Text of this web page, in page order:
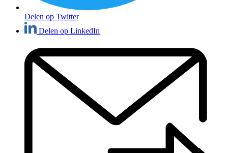
Delen op Twitter
Delen op LinkedIn